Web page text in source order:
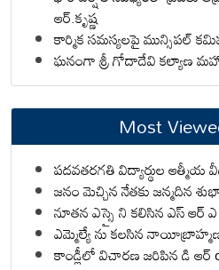
ఆర్.కృష్ణ
కార్మిక సమస్యలపై మున్సిపల్
ఘనంగా శ్రీ గోదాదేవి కల్యాణ
Most
పదవతరగతి విద్యార్థుల ఆత్మీయ
జనం మెచ్చిన నేతకు జన్మదిన
నూతన ఎస్సై ని కలిసిన ఎస్ ఆర్
ఎమ్మెల్యే ను కలసిన
కాండ్లీలో విచారణ జరిపిన డి ఆర్